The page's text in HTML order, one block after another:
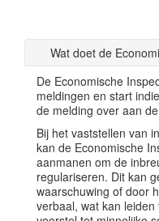
Wat doet de
De Economische
meldingen en start
de melding over aan
Bij het vaststellen van
kan de Economische
aanmanen om de
regulariseren. Dit kan
waarschuwing of door
verbaal, wat kan